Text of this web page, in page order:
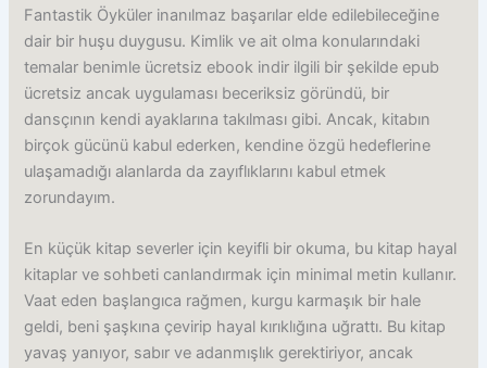
Fantastik Öyküler inanılmaz başarılar elde edilebileceğine
dair bir huşu duygusu. Kimlik ve ait olma konularındaki
temalar benimle ücretsiz ebook indir ilgili bir şekilde epub
ücretsiz ancak uygulaması beceriksiz göründü, bir
dansçının kendi ayaklarına takılması gibi. Ancak, kitabın
birçok gücünü kabul ederken, kendine özgü hedeflerine
ulaşamadığı alanlarda da zayıflıklarını kabul etmek
zorundayım.
En küçük kitap severler için keyifli bir okuma, bu kitap hayal
kitaplar ve sohbeti canlandırmak için minimal metin kullanır.
Vaat eden başlangıca rağmen, kurgu karmaşık bir hale
geldi, beni şaşkına çevirip hayal kırıklığına uğrattı. Bu kitap
yavaş yanıyor, sabır ve adanmışlık gerektiriyor, ancak